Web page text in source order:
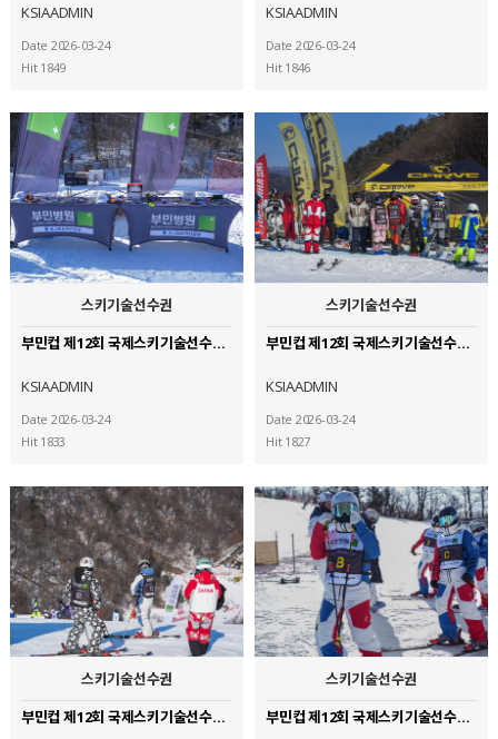
KSIAADMIN
Date 2026-03-24
Hit 1849
KSIAADMIN
Date 2026-03-24
Hit 1846
스키기술선수권
부민컵 제12회 국제스키기술선수권대회 (25)
KSIAADMIN
Date 2026-03-24
Hit 1833
스키기술선수권
부민컵 제12회 국제스키기술선수권대회 (24)
KSIAADMIN
Date 2026-03-24
Hit 1827
스키기술선수권
부민컵 제12회 국제스키기술선수권대회 (23)
스키기술선수권
부민컵 제12회 국제스키기술선수권대회 (22)